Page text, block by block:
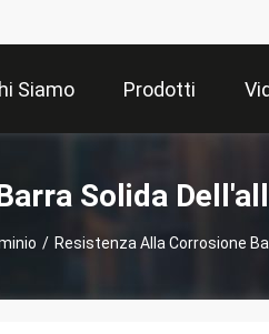
Siamo Prodotti
Solida
/ Resistenza Alla Corrosione